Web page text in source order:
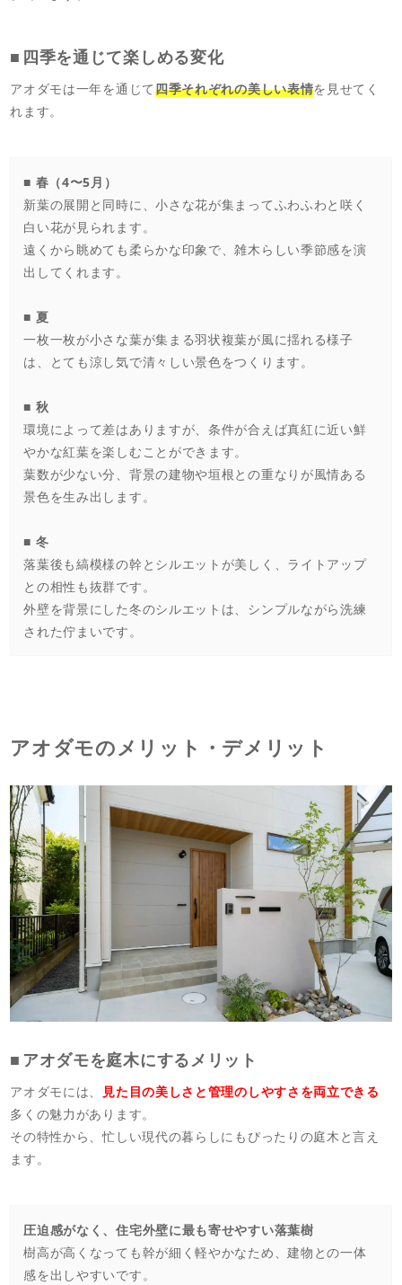
四季を通じて楽しめる変化
アオダモは一年を通じて四季それぞれの美しい表情を見せてく
れます。
■ 春（4〜5月）
新葉の展開と同時に、小さな花が集まってふわふわと咲く
白い花が見られます。
遠くから眺めても柔らかな印象で、雑木らしい季節感を演
出してくれます。
■ 夏
一枚一枚が小さな葉が集まる羽状複葉が風に揺れる様子
は、とても涼し気で清々しい景色をつくります。
■ 秋
環境によって差はありますが、条件が合えば真紅に近い鮮
やかな紅葉を楽しむことができます。
葉数が少ない分、背景の建物や垣根との重なりが風情ある
景色を生み出します。
■ 冬
落葉後も縞模様の幹とシルエットが美しく、ライトアップ
との相性も抜群です。
外壁を背景にした冬のシルエットは、シンプルながら洗練
された佇まいです。
アオダモのメリット・デメリット
アオダモを庭木にするメリット
アオダモには、 見た目の美しさと管理のしやすさを両立できる
多くの魅力があります。
その特性から、忙しい現代の暮らしにもぴったりの庭木と言え
ます。
圧迫感がなく、住宅外壁に最も寄せやすい落葉樹
樹高が高くなっても幹が細く軽やかなため、建物との一体
感を出しやすいです。